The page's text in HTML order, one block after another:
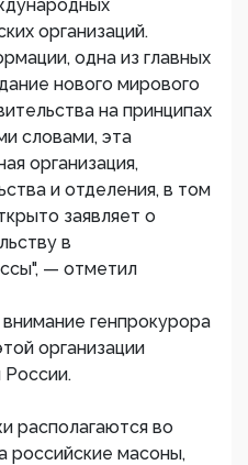
организаций.
одна из главных
нового мирового
на принципах
словами, эта
организация,
и отделения, в том
заявляет о
в
— отметил
генпрокурора
организации
России.
располагаются во
российские масоны,